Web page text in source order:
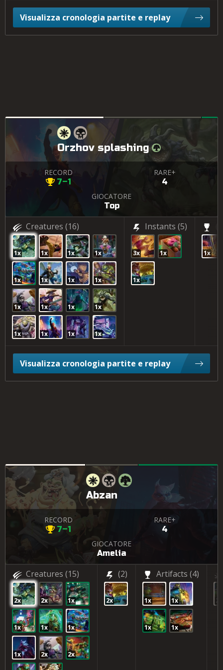
Visualizza cronologia partite e replay
Orzhov splashing
RECORD
7–1
RARE+
4
GIOCATORE
Top
Creatures (16)
1x 1x 1x 1x
1x 1x 1x 1x
1x 1x 1x 1x
1x 1x 1x 1x
Instants (5)
3x 1x
1x
1x
Visualizza cronologia partite e replay
Abzan
RECORD
7–1
RARE+
4
GIOCATORE
Amelia
Creatures (15)
2x 2x 1x
1x 1x 1x
1x 2x 2x
(2)
2x
Artifacts (4)
1x 1x
1x 1x
2x